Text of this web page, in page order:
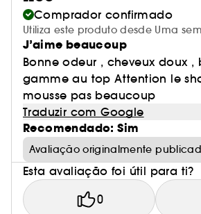
Comprador confirmado
Utiliza este produto desde Uma
J’aime beaucoup
Bonne odeur , cheveux doux ,
gamme au top Attention le
mousse pas beaucoup
Traduzir com Google
Recomendado: Sim
Avaliação originalmente
Esta avaliação foi útil para ti?
0